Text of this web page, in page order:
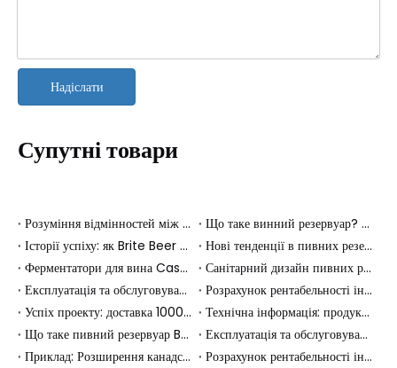
Надіслати
Супутні товари
Розуміння відмінностей між різними типами ємностей для вина: посібник для покупців
Що таке винний резервуар? Повний посібник із типів і ролей у виробництві
Історії успіху: як Brite Beer Tanks покращили пивоварні операції
Нові тенденції в пивних резервуарах Brite: інновації, що формують пивоварну промисловість
Ферментатори для вина Cassman і резервуар для зберігання 316 л допомагають албанській виноробні оновитися до професійних стандартів льоху
Санітарний дизайн пивних резервуарів Brite: забезпечення якості та безпеки
Експлуатація та обслуговування вашого пивного резервуару Brite: найкращі практики
Розрахунок рентабельності інвестицій: чи вартий пивний резервуар Brite інвестиції?
Успіх проекту: доставка 10000 л (100 HL) конічних ферментерів до Узбекистану
Технічна інформація: продуктивність і особливості пивних резервуарів Brite
Що таке пивний резервуар Brite? Розуміння його ролі в пивоварінні
Експлуатація та обслуговування системи пивоварні з паровим підігрівом: найкращі практики
Приклад: Розширення канадського крафтового пива за допомогою двох конічних ферментерів об’ємом 10 000 л
Розрахунок рентабельності інвестицій: чи варта інвестиція в систему пивоварні з паровим підігрівом?